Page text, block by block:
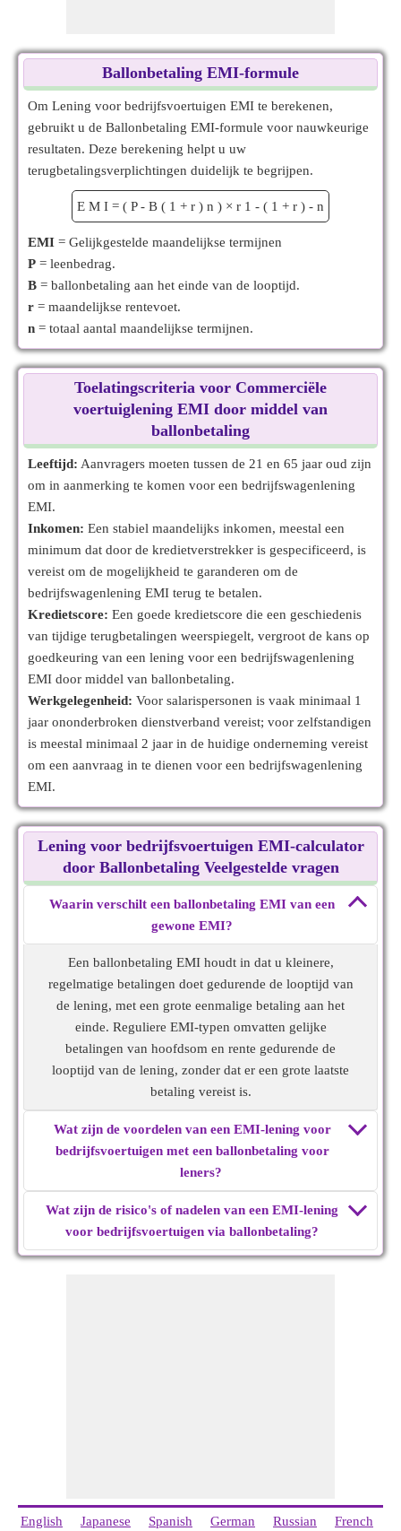
Ballonbetaling EMI-formule
Om Lening voor bedrijfsvoertuigen EMI te berekenen,
gebruikt u de Ballonbetaling EMI-formule voor nauwkeurige
resultaten. Deze berekening helpt u uw
terugbetalingsverplichtingen duidelijk te begrijpen.
E M I = ( P - B ( 1 + r ) n ) × r 1 - ( 1 + r ) - n
EMI = Gelijkgestelde maandelijkse termijnen
P = leenbedrag.
B = ballonbetaling aan het einde van de looptijd.
r = maandelijkse rentevoet.
n = totaal aantal maandelijkse termijnen.
Toelatingscriteria voor Commerciële
voertuiglening EMI door middel van
ballonbetaling
Leeftijd: Aanvragers moeten tussen de 21 en 65 jaar oud zijn
om in aanmerking te komen voor een bedrijfswagenlening
EMI.
Inkomen: Een stabiel maandelijks inkomen, meestal een
minimum dat door de kredietverstrekker is gespecificeerd, is
vereist om de mogelijkheid te garanderen om de
bedrijfswagenlening EMI terug te betalen.
Kredietscore: Een goede kredietscore die een geschiedenis
van tijdige terugbetalingen weerspiegelt, vergroot de kans op
goedkeuring van een lening voor een bedrijfswagenlening
EMI door middel van ballonbetaling.
Werkgelegenheid: Voor salarispersonen is vaak minimaal 1
jaar ononderbroken dienstverband vereist; voor zelfstandigen
is meestal minimaal 2 jaar in de huidige onderneming vereist
om een aanvraag in te dienen voor een bedrijfswagenlening
EMI.
Lening voor bedrijfsvoertuigen EMI-calculator
door Ballonbetaling Veelgestelde vragen
Waarin verschilt een ballonbetaling EMI van een
gewone EMI?
Een ballonbetaling EMI houdt in dat u kleinere,
regelmatige betalingen doet gedurende de looptijd van
de lening, met een grote eenmalige betaling aan het
einde. Reguliere EMI-typen omvatten gelijke
betalingen van hoofdsom en rente gedurende de
looptijd van de lening, zonder dat er een grote laatste
betaling vereist is.
Wat zijn de voordelen van een EMI-lening voor
bedrijfsvoertuigen met een ballonbetaling voor
leners?
Wat zijn de risico's of nadelen van een EMI-lening
voor bedrijfsvoertuigen via ballonbetaling?
English Japanese Spanish German Russian French